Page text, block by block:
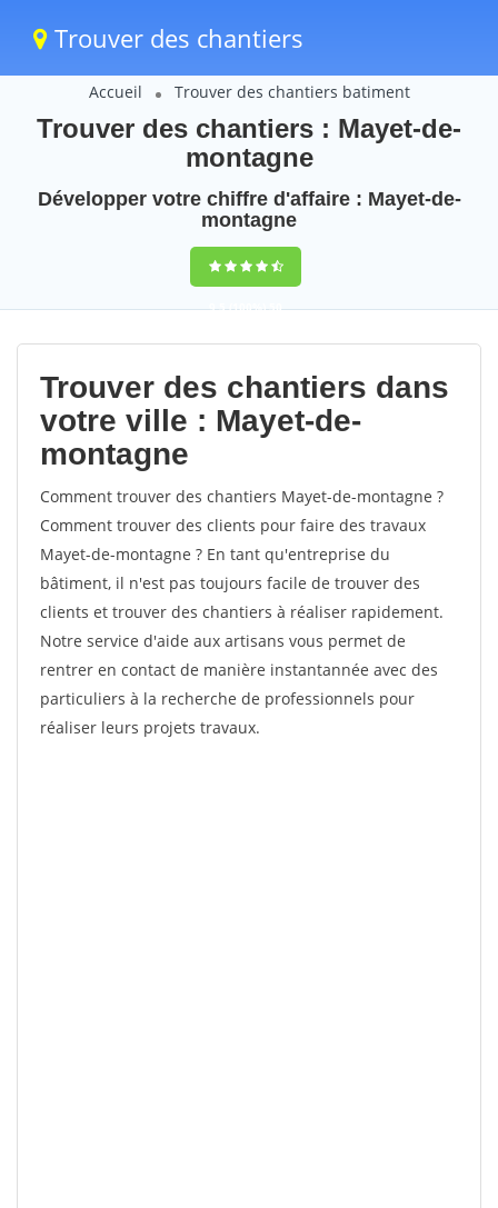
Trouver des chantiers
Accueil Trouver des chantiers batiment
Trouver des chantiers : Mayet-de-
montagne
Développer votre chiffre d'affaire : Mayet-de-
montagne
9,5(100%)50
votes
Trouver des chantiers dans
votre ville : Mayet-de-
montagne
Comment trouver des chantiers Mayet-de-montagne ?
Comment trouver des clients pour faire des travaux
Mayet-de-montagne ? En tant qu'entreprise du
bâtiment, il n'est pas toujours facile de trouver des
clients et trouver des chantiers à réaliser rapidement.
Notre service d'aide aux artisans vous permet de
rentrer en contact de manière instantannée avec des
particuliers à la recherche de professionnels pour
réaliser leurs projets travaux.